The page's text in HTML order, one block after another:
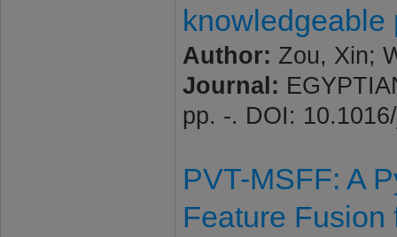
knowledgeable
Author: Zou, Xin;
Journal:
pp. -. DOI:
PVT-MSFF: A
Feature